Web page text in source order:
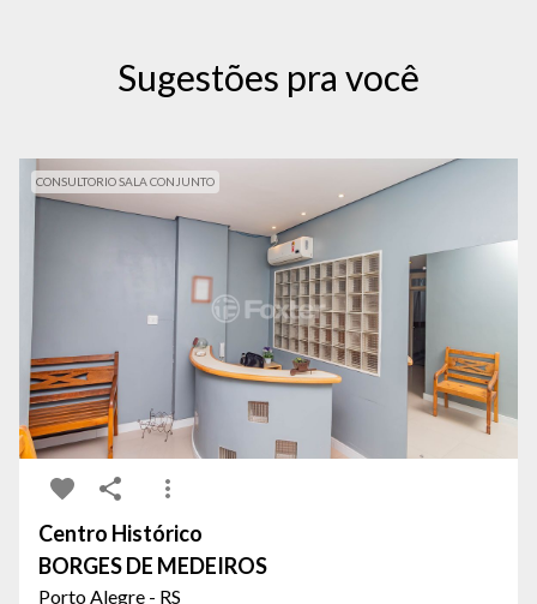
Sugestões pra você
CONSULTORIO SALA CONJUNTO
Centro Histórico
BORGES DE MEDEIROS
Porto Alegre - RS